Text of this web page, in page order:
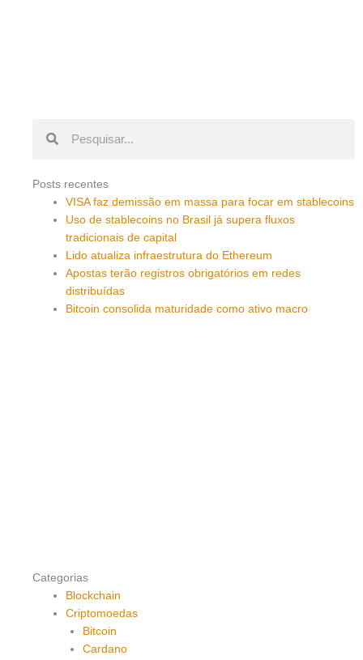
Posts recentes
VISA faz demissão em massa para focar em stablecoins
Uso de stablecoins no Brasil já supera fluxos
tradicionais de capital
Lido atualiza infraestrutura do Ethereum
Apostas terão registros obrigatórios em redes
distribuídas
Bitcoin consolida maturidade como ativo macro
Categorias
Blockchain
Criptomoedas
Bitcoin
Cardano